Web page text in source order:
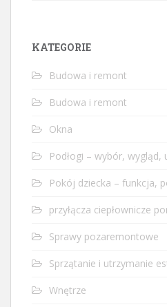
KATEGORIE
Budowa i remont
Budowa i remont
Okna
Podłogi – wybór, wygląd,
Pokój dziecka – funkcja,
przyłącza ciepłownicze
Sprawy pozaremontowe
Sprzątanie i utrzymanie
Wnętrze